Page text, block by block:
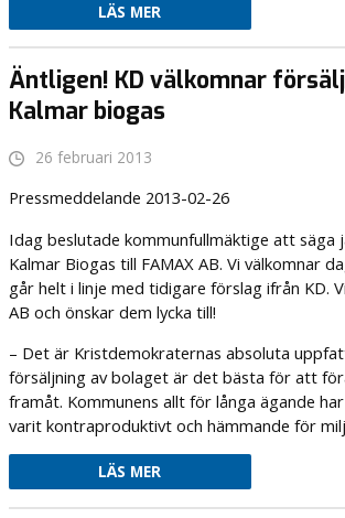
LÄS MER
Äntligen! KD välkomnar
Kalmar biogas
26 februari 2013
Pressmeddelande 2013-02-26
Idag beslutade kommunfullmäktige att säga
Kalmar Biogas till FAMAX AB. Vi välkomnar
går helt i linje med tidigare förslag ifrån KD.
AB och önskar dem lycka till!
– Det är Kristdemokraternas absoluta
försäljning av bolaget är det bästa för att
framåt. Kommunens allt för långa ägande
varit kontraproduktivt och hämmande för
LÄS MER